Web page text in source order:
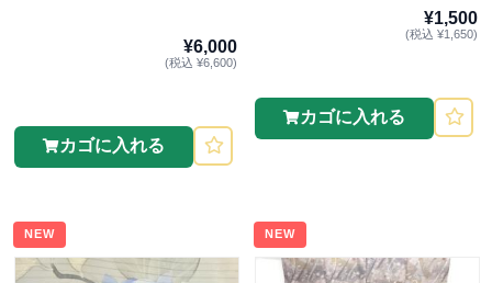
¥6,000
(税込 ¥6,600)
カゴに入れる
¥1,500
(税込 ¥1,650)
カゴに入れる
NEW NEW